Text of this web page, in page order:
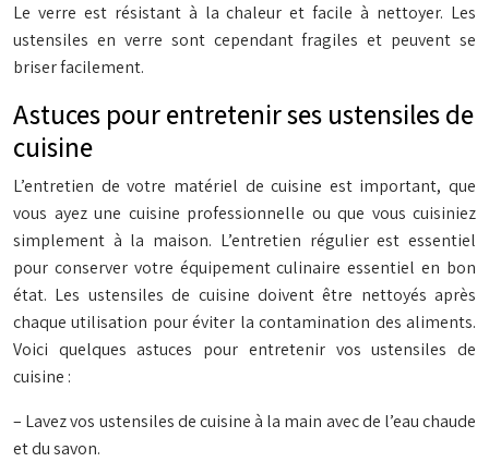
Le verre est résistant à la chaleur et facile à nettoyer. Les
ustensiles en verre sont cependant fragiles et peuvent se
briser facilement.
Astuces pour entretenir ses ustensiles de
cuisine
L’entretien de votre matériel de cuisine est important, que
vous ayez une cuisine professionnelle ou que vous cuisiniez
simplement à la maison. L’entretien régulier est essentiel
pour conserver votre équipement culinaire essentiel en bon
état. Les ustensiles de cuisine doivent être nettoyés après
chaque utilisation pour éviter la contamination des aliments.
Voici quelques astuces pour entretenir vos ustensiles de
cuisine :
– Lavez vos ustensiles de cuisine à la main avec de l’eau chaude
et du savon.